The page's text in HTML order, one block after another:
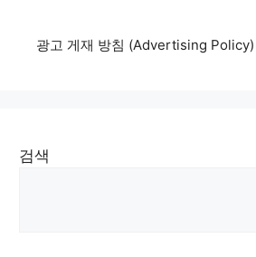
광고 게재 방침 (Advertising Policy)
검색